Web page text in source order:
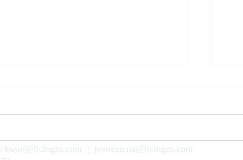
jeoneun.na@llclogos.com